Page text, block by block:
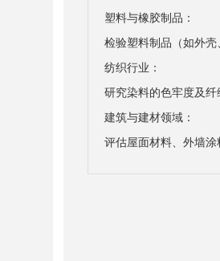
塑料与橡胶制品：
检验塑料制品（如外
纺织行业：
研究染料的色牢度及
建筑与建材领域：
评估屋面材料、外墙